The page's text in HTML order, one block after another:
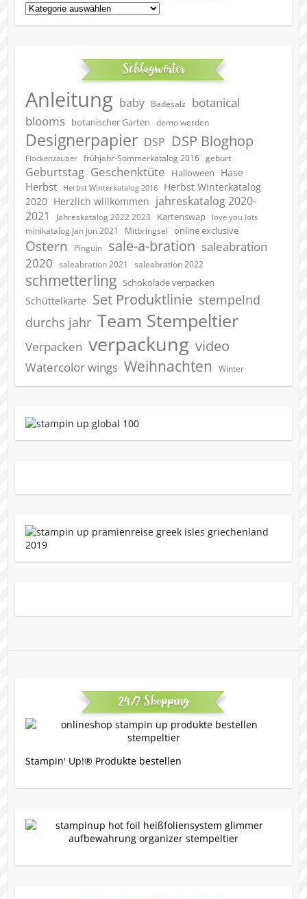
Kategorien
Schlagwörter
Anleitung baby Badesalz
botanical
blooms botanischer Garten demo werden
Designerpapier DSP DSP Bloghop
Flockenzauber frühjahr-Sommerkatalog 2016 geburt
Geburtstag Geschenktüte Halloween Hase
Herbst Herbst Winterkatalog 2016
Herbst Winterkatalog
2020 Herzlich willkommen jahreskatalog 2020-
2021
Jahreskatalog 2022 2023 Kartenswap love you lots
minikatalog jan jun 2021 Mitbringsel online exclusive
Ostern Pinguin sale-a-bration saleabration
2020
saleabration 2021 saleabration 2022
schmetterling Schokolade verpacken
Schüttelkarte Set Produktlinie stempelnd
durchs jahr Team Stempeltier
Verpacken verpackung video
Watercolor wings Weihnachten Winter
24/7 Shopping
Stampin' Up!® Produkte bestellen